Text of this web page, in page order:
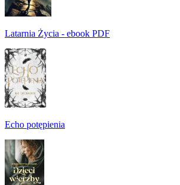
Latarnia Życia - ebook PDF
Echo potępienia